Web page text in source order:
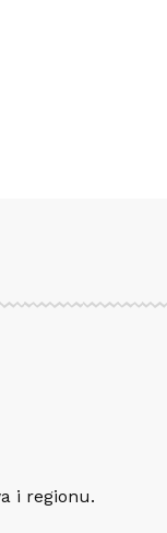
i regionu.